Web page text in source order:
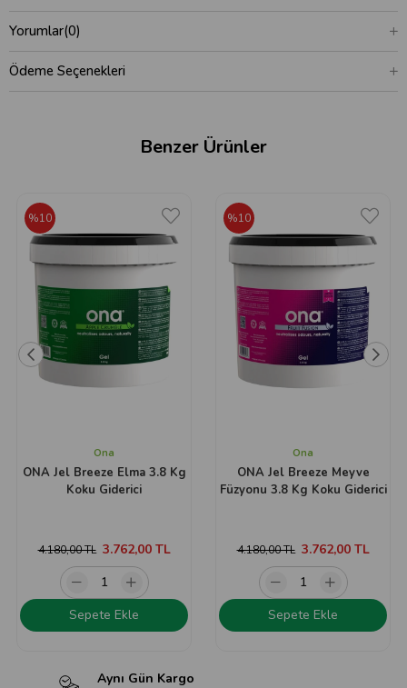
Yorumlar(0)
Ödeme Seçenekleri
Benzer Ürünler
Ona
ONA Jel Breeze Elma 3.8 Kg
Koku Giderici
3.762,00 TL
4.180,00 TL
%10
Sepete Ekle
Ona
ONA Jel Breeze Meyve
Füzyonu 3.8 Kg Koku Giderici
3.762,00 TL
4.180,00 TL
%10
Sepete Ekle
Aynı Gün Kargo